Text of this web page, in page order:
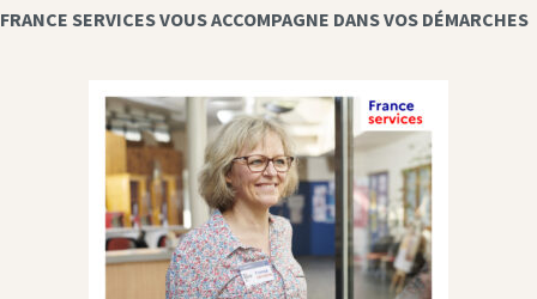
FRANCE SERVICES VOUS ACCOMPAGNE DANS VOS DÉMARCHES